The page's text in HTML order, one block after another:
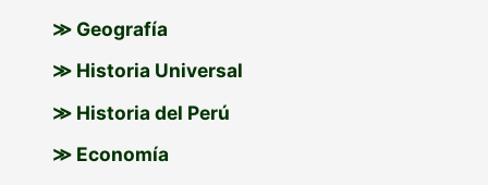
≫ Geografía
≫ Historia Universal
≫ Historia del Perú
≫ Economía